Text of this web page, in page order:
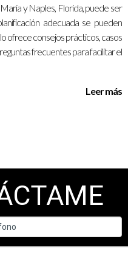
y Naples, Florida, puede ser
adecuada se pueden
ofrece consejos prácticos, casos
frecuentes para facilitar el
Leer más